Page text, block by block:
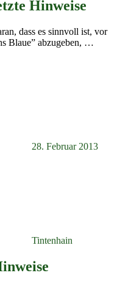
Hinweise
dass es sinnvoll ist, vor
Blaue” abzugeben, …
28. Februar 2013
Tintenhain